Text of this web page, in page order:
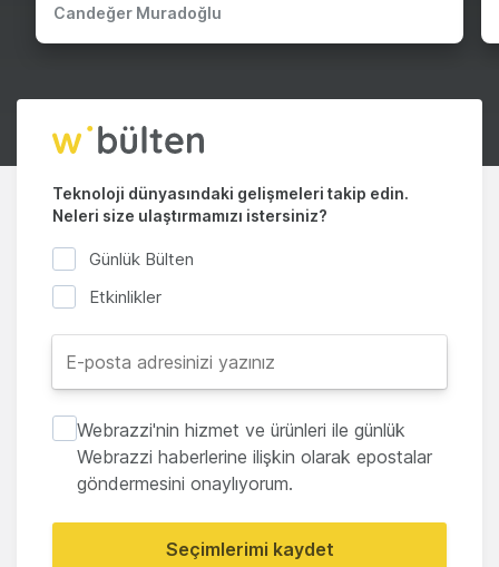
Candeğer Muradoğlu
Teknoloji dünyasındaki gelişmeleri takip edin.
Neleri size ulaştırmamızı istersiniz?
Günlük Bülten
Etkinlikler
Webrazzi'nin hizmet ve ürünleri ile günlük
Webrazzi haberlerine ilişkin olarak epostalar
göndermesini onaylıyorum.
Seçimlerimi kaydet